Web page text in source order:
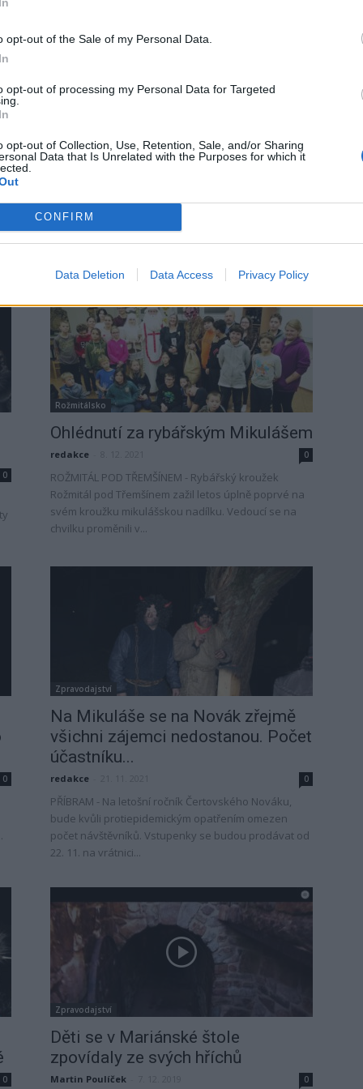
opt-out of the Sale of my Personal Data.
opt-out of processing my Personal Data for Targeted
opt-out of Collection, Use, Retention, Sale, and/or Sharing
Data that Is Unrelated with the Purposes for which it
CONFIRM
Data Deletion Data Access Privacy Policy
0
Vyprodáno!
program v areálu Nového rybníku v Příbrami je už
tradicí. A nutno říci, že oblíbenou. Z toho důvodu
musely...
0
Rožmitálsko
Ohlédnutí za rybářským Mikulášem
redakce 0
ROŽMITÁL POD TŘEMŠÍNEM - Rybářský kroužek
Rožmitál pod Třemšínem zažil letos úplně poprvé na
svém kroužku mikulášskou nadílku. Vedoucí se na
chvilku proměnili v...
0
Zpravodajství
Na Mikuláše se na Novák zřejmě
všichni zájemci nedostanou. Počet
účastníku...
redakce 0
PŘÍBRAM - Na letošní ročník Čertovského Nováku,
bude kvůli protiepidemickým opatřením omezen
počet návštěvníků. Vstupenky se budou prodávat od
22. 11. na vrátnici...
0
Zpravodajství
Děti se v Mariánské štole
zpovídaly ze svých hříchů
Martin Poulíček 0